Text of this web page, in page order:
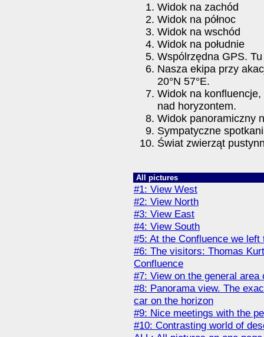
Widok na zachód
Widok na północ
Widok na wschód
Widok na południe
Wspólrzędna GPS.
Nasza ekipa przy
20°N 57°E.
Widok na
nad horyzontem.
Widok panoramiczny
Sympatyczne
Świat zwierząt
All pictures
#1: View West
#2: View North
#3: View East
#4: View South
#5: At the Confluence we
#6: The visitors: Thomas
Confluence
#7: View on the general area
#8: Panorama view. The
car on the horizon
#9: Nice meetings with the
#10: Contrasting world of